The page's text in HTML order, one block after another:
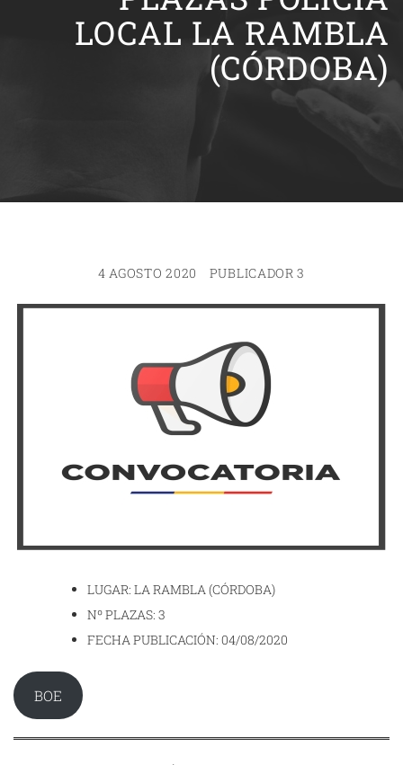
LOCAL LA RAMBLA
(CÓRDOBA)
4 AGOSTO 2020 PUBLICADOR 3
LUGAR: LA RAMBLA (CÓRDOBA)
Nº PLAZAS: 3
FECHA PUBLICACIÓN: 04/08/2020
BOE